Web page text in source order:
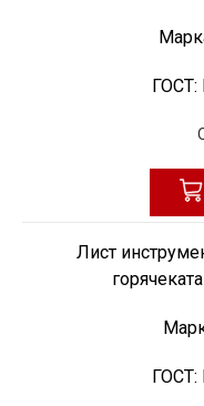
ГОСТ:
Лист
ГОСТ: